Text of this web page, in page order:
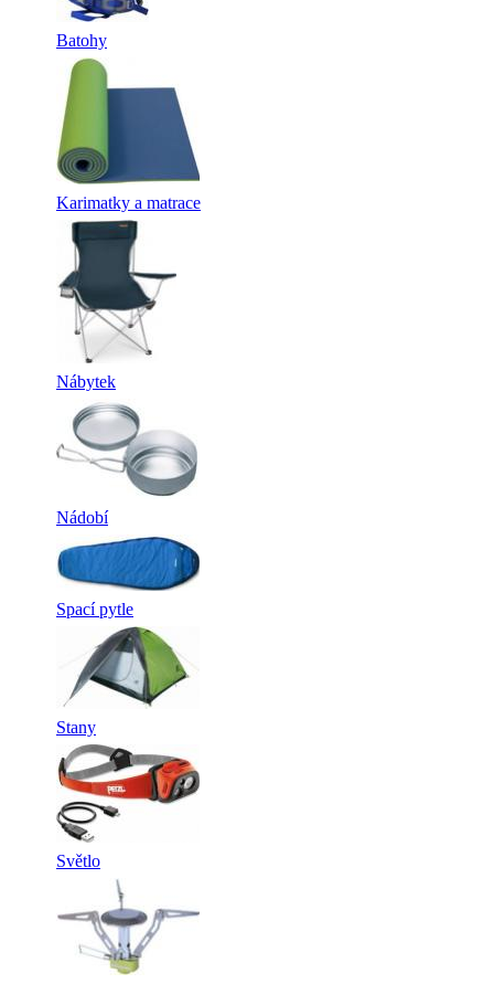
Batohy
Karimatky a matrace
Nábytek
Nádobí
Spací pytle
Stany
Světlo